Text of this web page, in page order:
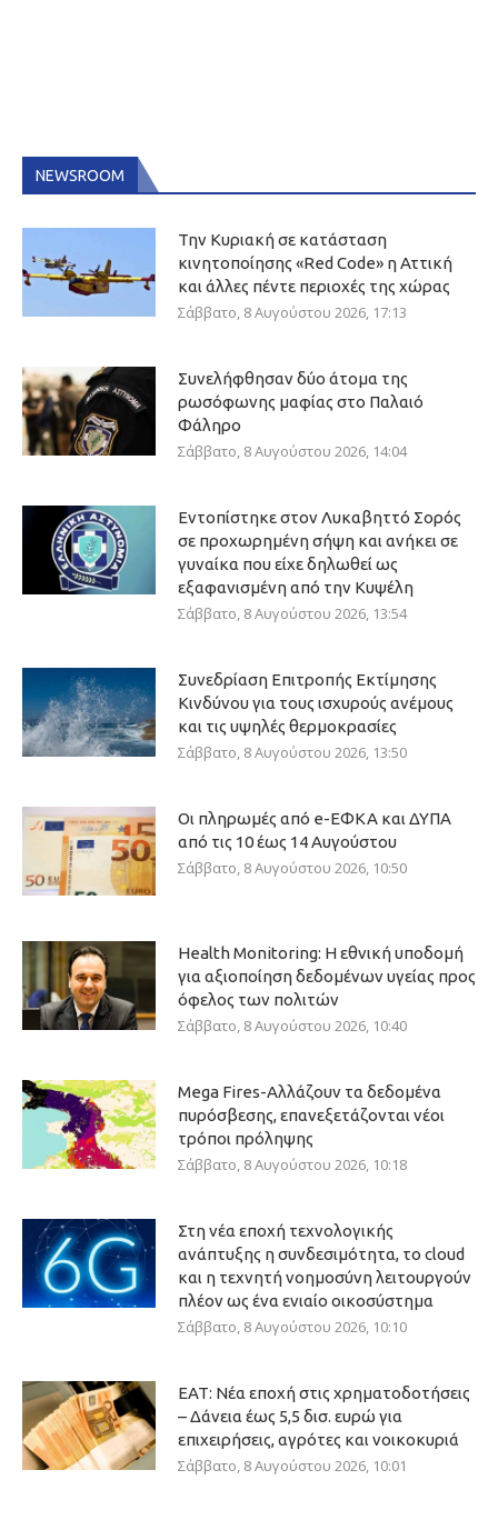
NEWSROOM
Την Κυριακή σε κατάσταση
κινητοποίησης «Red Code» η Αττική
και άλλες πέντε περιοχές της χώρας
Σάββατο, 8 Αυγούστου 2026, 17:13
Συνελήφθησαν δύο άτομα της
ρωσόφωνης μαφίας στο Παλαιό
Φάληρο
Σάββατο, 8 Αυγούστου 2026, 14:04
Εντοπίστηκε στον Λυκαβηττό Σορός
σε προχωρημένη σήψη και ανήκει σε
γυναίκα που είχε δηλωθεί ως
εξαφανισμένη από την Κυψέλη
Σάββατο, 8 Αυγούστου 2026, 13:54
Συνεδρίαση Επιτροπής Εκτίμησης
Κινδύνου για τους ισχυρούς ανέμους
και τις υψηλές θερμοκρασίες
Σάββατο, 8 Αυγούστου 2026, 13:50
Οι πληρωμές από e-ΕΦΚΑ και ΔΥΠΑ
από τις 10 έως 14 Αυγούστου
Σάββατο, 8 Αυγούστου 2026, 10:50
Health Monitoring: Η εθνική υποδομή
για αξιοποίηση δεδομένων υγείας προς
όφελος των πολιτών
Σάββατο, 8 Αυγούστου 2026, 10:40
Mega Fires-Αλλάζουν τα δεδομένα
πυρόσβεσης, επανεξετάζονται νέοι
τρόποι πρόληψης
Σάββατο, 8 Αυγούστου 2026, 10:18
Στη νέα εποχή τεχνολογικής
ανάπτυξης η συνδεσιμότητα, το cloud
και η τεχνητή νοημοσύνη λειτουργούν
πλέον ως ένα ενιαίο οικοσύστημα
Σάββατο, 8 Αυγούστου 2026, 10:10
ΕΑΤ: Νέα εποχή στις χρηματοδοτήσεις
– Δάνεια έως 5,5 δισ. ευρώ για
επιχειρήσεις, αγρότες και νοικοκυριά
Σάββατο, 8 Αυγούστου 2026, 10:01